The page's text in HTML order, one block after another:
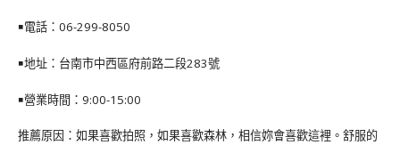
￭電話：06-299-8050
￭地址：台南市中西區府前路二段283號
￭營業時間：9:00-15:00
推薦原因：如果喜歡拍照，如果喜歡森林，相信妳會喜歡這裡。舒服的